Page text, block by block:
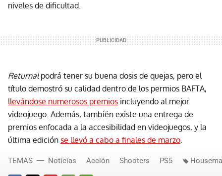
niveles de dificultad.
Returnalpodrá tener su buena dosis de quejas, pero el
título demostró su calidad dentro de los permios BAFTA,
llevándose numerosos premios incluyendo al mejor
videojuego. Además, también existe una entrega de
premios enfocada a la accesibilidad en videojuegos, y la
última edición se llevó a cabo a finales de marzo
TEMAS Noticias Acción Shooters PS5